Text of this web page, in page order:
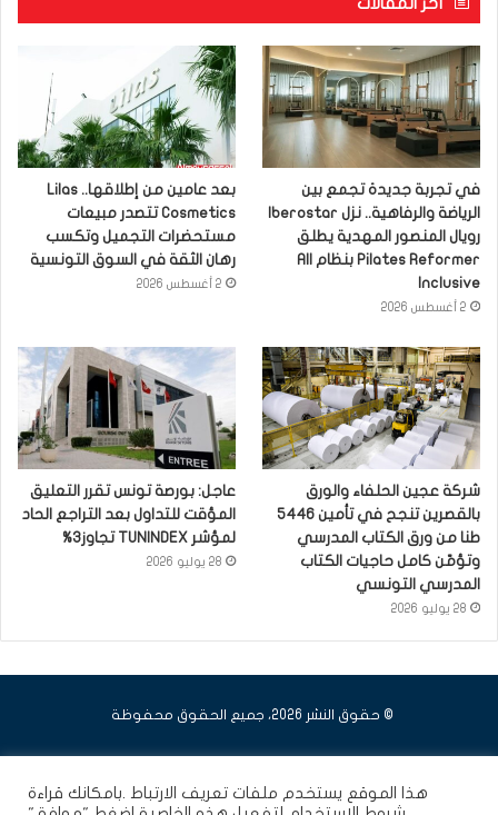
في تجربة جديدة تجمع بين
رويال المنصور المهدية يطلق
Pilates Reformer بنظام All
Inclusive
2 أغسطس 2026
بعد عامين من إطلاقها.. Lilas
Cosmetics تتصدر مبيعات
مستحضرات التجميل وتكسب
رهان الثقة في السوق التونسية
2 أغسطس 2026
شركة عجين الحلفاء والورق
بالقصرين تنجح في تأمين 5446
طنا من ورق الكتاب المدرسي
وتؤمّن كامل حاجيات الكتاب
المدرسي التونسي
28 يوليو 2026
عاجل: بورصة تونس تقرر التعليق
المؤقت للتداول بعد التراجع الحاد
لمؤشر TUNINDEX تجاوز3%
28 يوليو 2026
© حقوق النشر 2026، جميع الحقوق محفوظة
هذا الموقع يستخدم ملفات تعريف الارتباط .بامكانك قراءة